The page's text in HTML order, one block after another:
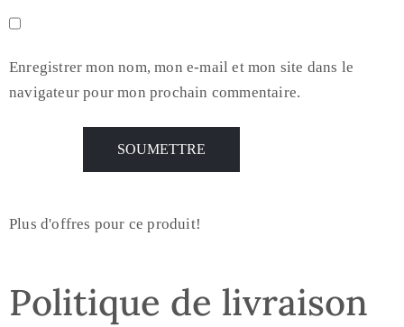
Enregistrer mon nom, mon e-mail et mon site dans le
navigateur pour mon prochain commentaire.
Plus d'offres pour ce produit!
Politique de livraison